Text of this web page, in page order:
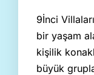
9İnci
bir yaşam
kişilik
büyük